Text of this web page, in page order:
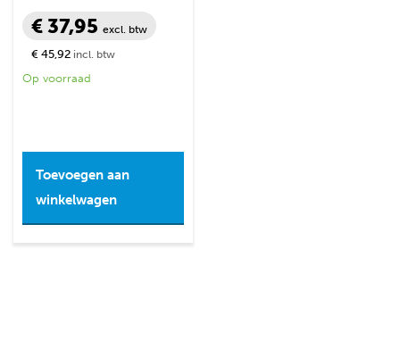
€ 37,95 excl. btw
€ 45,92 incl. btw
Op voorraad
Toevoegen aan
winkelwagen